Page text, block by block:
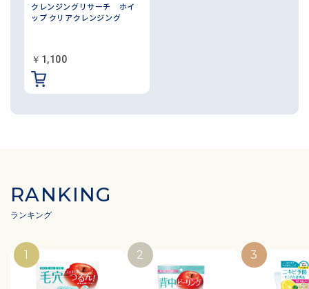
クレンジングリサーチ ホイ
ップ クリアクレンジング
￥1,100
RANKING